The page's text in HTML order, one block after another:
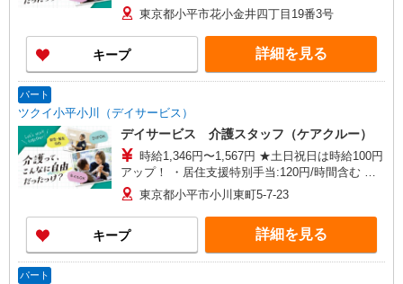
給与幅は資格・経験等による
東京都小平市花小金井四丁目19番3号
キープ 詳細を見る
パート
ツクイ小平小川（デイサービス）
デイサービス 介護スタッフ（ケアクルー）
時給1,346円〜1,567円 ★土日祝日は時給100円
アップ！ ・居住支援特別手当:120円/時間含む ※
給与幅は資格・経験等による
東京都小平市小川東町5-7-23
キープ 詳細を見る
パート